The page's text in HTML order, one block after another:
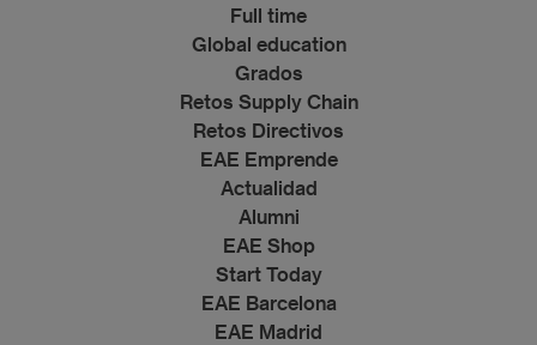
Full time
Global education
Grados
Retos Supply Chain
Retos Directivos
EAE Emprende
Actualidad
Alumni
EAE Shop
Start Today
EAE Barcelona
EAE Madrid